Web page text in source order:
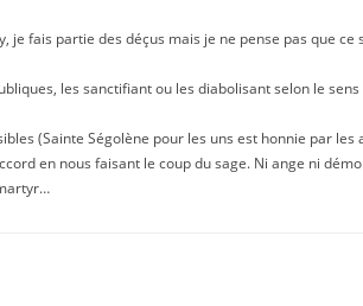
je fais partie des déçus mais je ne pense pas que
les sanctifiant ou les diabolisant selon le sens
(Sainte Ségolène pour les uns est honnie par
en nous faisant le coup du sage. Ni ange ni